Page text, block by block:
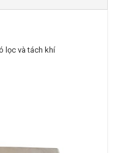
lọc và tách khí